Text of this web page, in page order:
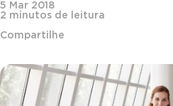
5 Mar 2018
2 minutos de leitura
Compartilhe